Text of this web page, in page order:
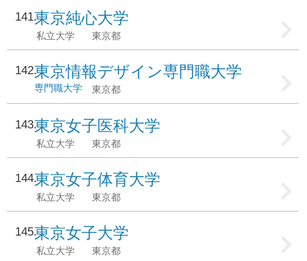
141東京純心大学
私立大学 東京都
142東京情報デザイン専門職大学
東京都
専門職大学
143東京女子医科大学
私立大学 東京都
144東京女子体育大学
私立大学 東京都
145東京女子大学
私立大学 東京都